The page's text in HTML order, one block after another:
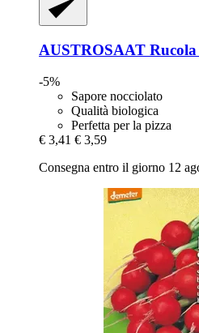
AUSTROSAAT
-5%
Sapore nocciolato
Qualità biologica
Perfetta per la pizza
€ 3,41 € 3,59
Consegna entro il giorno 12